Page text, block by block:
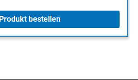
Produkt bestellen